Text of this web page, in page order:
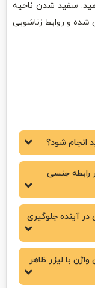
سفید شدن ناحیه
شده و روابط زناشویی
انجام شود؟
رابطه جنسی
در آینده جلوگیری
با لیزر ظاهر